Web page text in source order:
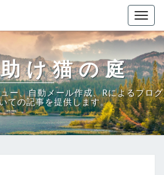
け猫の庭
ー、自動メール作成、Rによるプログ
ての記事を提供します。